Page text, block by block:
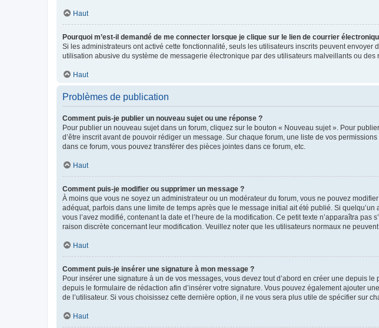
Haut
Pourquoi m’est-il demandé de me connecter lorsque je clique sur le lien de courrier
Si les administrateurs ont activé cette fonctionnalité, seuls les utilisateurs inscrits peuvent
utilisation abusive du système de messagerie électronique par des utilisateurs malveillants ou des
Haut
Problèmes de publication
Comment puis-je publier un nouveau sujet ou une réponse ?
Pour publier un nouveau sujet dans un forum, cliquez sur le bouton « Nouveau sujet ». Pour
d’être inscrit avant de pouvoir rédiger un message. Sur chaque forum, une liste de vos
dans ce forum, vous pouvez transférer des pièces jointes dans ce forum, etc.
Haut
Comment puis-je modifier ou supprimer un message ?
À moins que vous ne soyez un administrateur ou un modérateur du forum, vous ne pouvez
adéquat, parfois dans une limite de temps après que le message initial ait été publié. Si
vous l’avez modifié, contenant la date et l’heure de la modification. Ce petit texte n’apparaîtra
raison discrète concernant leur modification. Veuillez noter que les utilisateurs normaux ne
Haut
Comment puis-je insérer une signature à mon message ?
Pour insérer une signature à un de vos messages, vous devez tout d’abord en créer une depuis
depuis le formulaire de rédaction afin d’insérer votre signature. Vous pouvez également ajouter
de l’utilisateur. Si vous choisissez cette dernière option, il ne vous sera plus utile de spécifier sur
Haut